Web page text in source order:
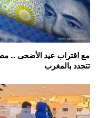
مع اقتراب عيد الأضحى ..
تتجدد بالمغرب